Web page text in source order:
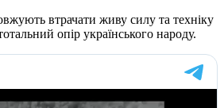
втрачати живу силу та техніку
опір українського народу.